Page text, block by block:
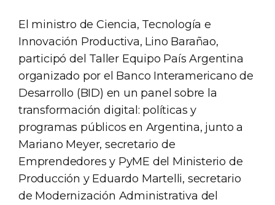
El ministro de Ciencia, Tecnología e
Innovación Productiva, Lino Barañao,
participó del Taller Equipo País Argentina
organizado por el Banco Interamericano de
Desarrollo (BID) en un panel sobre la
transformación digital: políticas y
programas públicos en Argentina, junto a
Mariano Meyer, secretario de
Emprendedores y PyME del Ministerio de
Producción y Eduardo Martelli, secretario
de Modernización Administrativa del